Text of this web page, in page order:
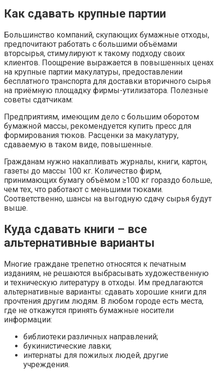
Как сдавать крупные партии
Большинство компаний, скупающих бумажные отходы,
предпочитают работать с большими объёмами
вторсырья, стимулируют к такому подходу своих
клиентов. Поощрение выражается в повышенных ценах
на крупные партии макулатуры, предоставлении
бесплатного транспорта для доставки вторичного сырья
на приёмную площадку фирмы-утилизатора. Полезные
советы сдатчикам:
Предприятиям, имеющим дело с большим оборотом
бумажной массы, рекомендуется купить пресс для
формирования тюков. Расценки за макулатуру,
сдаваемую в таком виде, повышенные.
Гражданам нужно накапливать журналы, книги, картон,
газеты до массы 100 кг. Количество фирм,
принимающих бумагу объёмом ≥100 кг гораздо больше,
чем тех, что работают с меньшими тюками.
Соответственно, шансы на выгодную сдачу сырья будут
выше.
Куда сдавать книги – все
альтернативные варианты
Многие граждане трепетно относятся к печатным
изданиям, не решаются выбрасывать художественную
и техническую литературу в отходы. Им предлагаются
альтернативные варианты: сдавать хорошие книги для
прочтения другим людям. В любом городе есть места,
где не откажутся принять бумажные носители
информации:
библиотеки различных направлений;
букинистические лавки;
интернаты для пожилых людей, другие
учреждения.